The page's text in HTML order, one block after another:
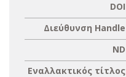
DOI
Διεύθυνση Handle
ND
Εναλλακτικός τίτλος